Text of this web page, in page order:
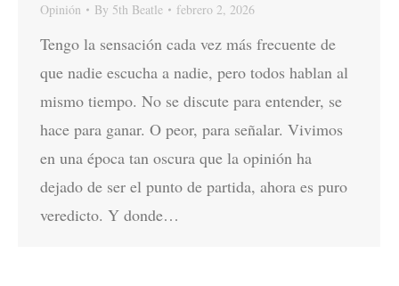
Opinión By 5th Beatle febrero 2, 2026
Tengo la sensación cada vez más frecuente de
que nadie escucha a nadie, pero todos hablan al
mismo tiempo. No se discute para entender, se
hace para ganar. O peor, para señalar. Vivimos
en una época tan oscura que la opinión ha
dejado de ser el punto de partida, ahora es puro
veredicto. Y donde…